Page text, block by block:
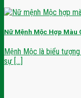
Nữ Mệnh Mộc Hợp Màu
Mệnh Mộc là biểu
sự [...]